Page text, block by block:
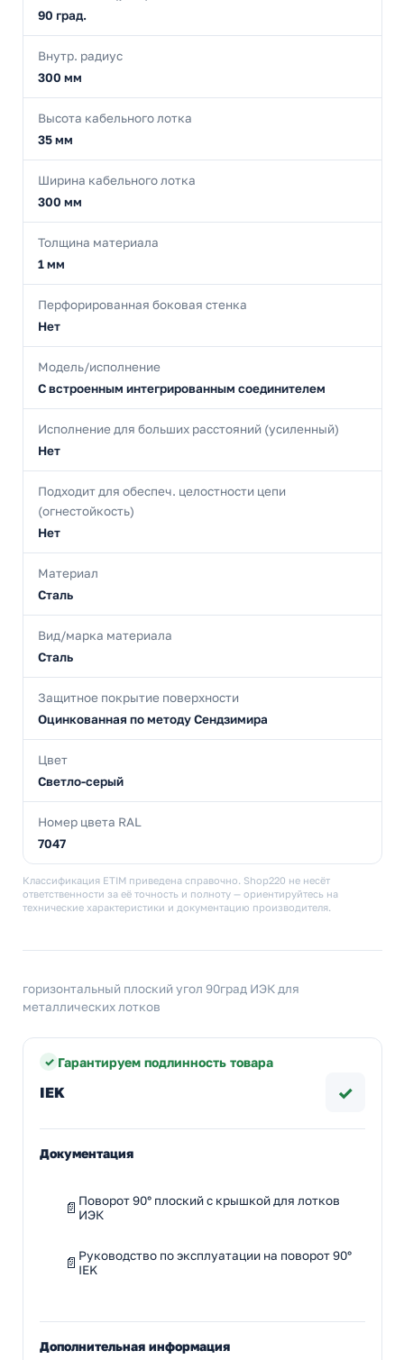
90 град.
Внутр. радиус
300 мм
Высота кабельного лотка
35 мм
Ширина кабельного лотка
300 мм
Толщина материала
1 мм
Перфорированная боковая стенка
Нет
Модель/исполнение
С встроенным интегрированным соединителем
Исполнение для больших расстояний (усиленный)
Нет
Подходит для обеспеч. целостности цепи
(огнестойкость)
Нет
Материал
Сталь
Вид/марка материала
Сталь
Защитное покрытие поверхности
Оцинкованная по методу Сендзимира
Цвет
Светло-серый
Номер цвета RAL
7047
Классификация ETIM приведена справочно. Shop220 не несёт
ответственности за её точность и полноту — ориентируйтесь на
технические характеристики и документацию производителя.
горизонтальный плоский угол 90град ИЭК для
металлических лотков
Гарантируем подлинность товара
IEK ✓
Документация
Поворот 90° плоский с крышкой для лотков
ИЭК
Руководство по эксплуатации на поворот 90°
IEK
Дополнительная информация